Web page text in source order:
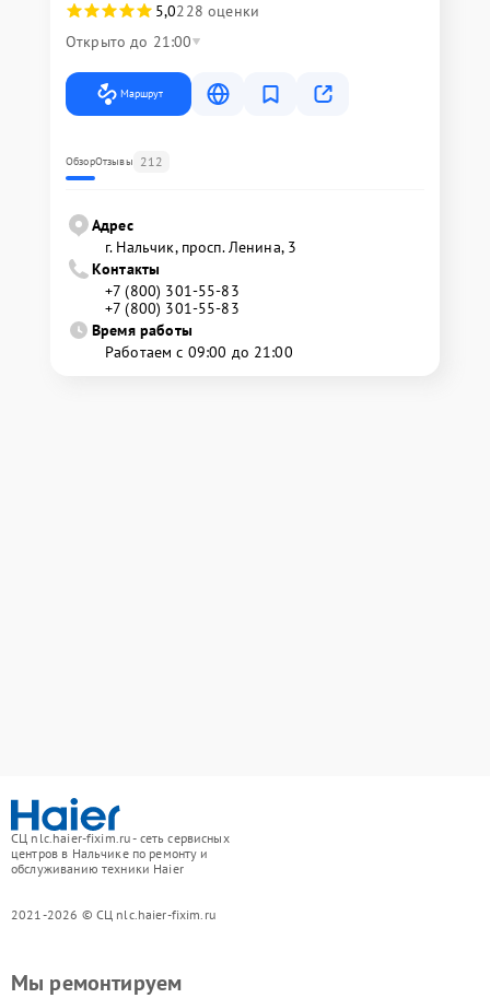
5,0228 оценки
Открыто до 21:00
Маршрут
ОбзорОтзывы 212
Адрес
г. Нальчик, просп. Ленина, 3
Контакты
+7 (800) 301-55-83
+7 (800) 301-55-83
Время работы
Работаем с 09:00 до 21:00
СЦ nlc.haier-fixim.ru - сеть сервисных
центров в Нальчике по ремонту и
обслуживанию техники Haier
2021-2026 © СЦ nlc.haier-fixim.ru
Мы ремонтируем